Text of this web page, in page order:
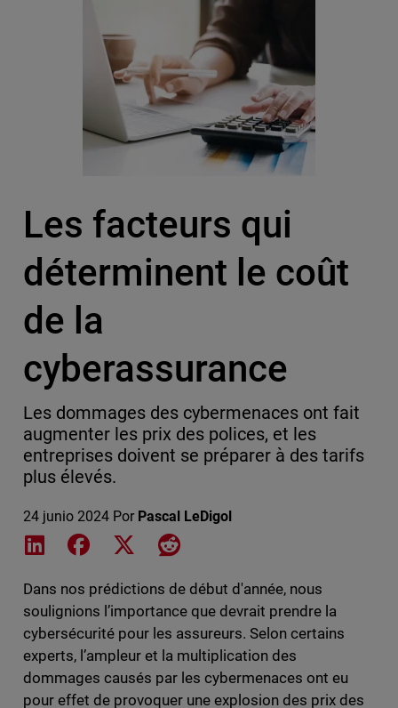
Les facteurs qui
déterminent le coût
de la
cyberassurance
Les dommages des cybermenaces ont fait
augmenter les prix des polices, et les
entreprises doivent se préparer à des tarifs
plus élevés.
24 junio 2024 Por Pascal LeDigol
Share on LinkedIn
Share on Facebook
Share on XShare on Reddit
Dans nos prédictions de début d'année, nous
soulignions l’importance que devrait prendre la
cybersécurité pour les assureurs. Selon certains
experts, l’ampleur et la multiplication des
dommages causés par les cybermenaces ont eu
pour effet de provoquer une explosion des prix des